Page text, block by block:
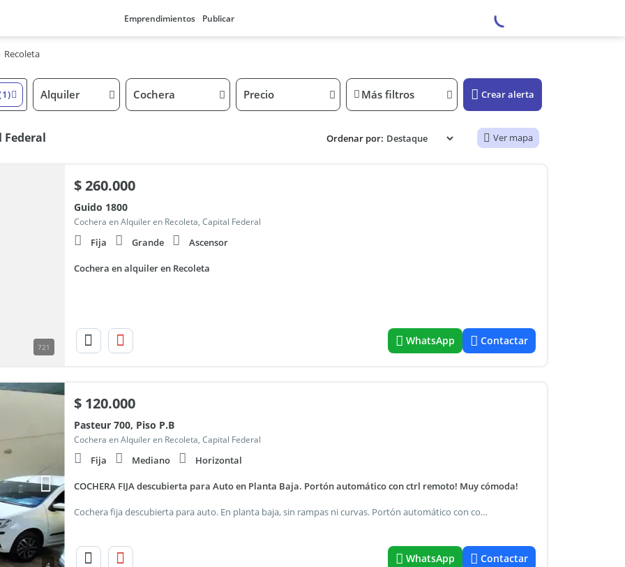
Emprendimientos Publicar
Recoleta
Alquiler Cochera Precio Más filtros Crear alerta
Federal Ordenar por: Ver mapa
721
$260.000
Guido 1800
Cochera en Alquiler en Recoleta, Capital Federal
Fija Grande Ascensor
Cochera en alquiler en Recoleta
WhatsApp Contactar
4
$120.000
Pasteur 700, Piso P.B
Cochera en Alquiler en Recoleta, Capital Federal
Fija Mediano Horizontal
COCHERA FIJA descubierta para Auto en Planta Baja. Portón automático con ctrl remoto! Muy cómoda!
Cochera fija descubierta para auto. En planta baja, sin rampas ni curvas. Portón automático con control remoto! Muy cómoda!
WhatsApp Contactar